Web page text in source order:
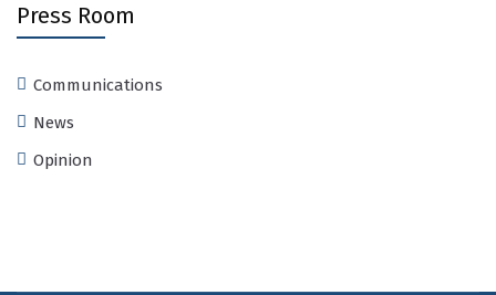
Press Room
Communications
News
Opinion